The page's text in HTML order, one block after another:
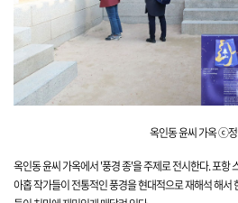
옥인동 윤씨 가옥 ⓒ
옥인동 윤씨 가옥에서 '풍경 종'을 주제로 전시한다. 포항
아홉 작가들이 전통적인 풍경을 현대적으로 재해석 해서